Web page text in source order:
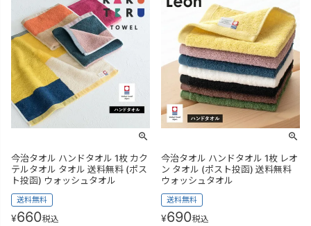
今治タオル ハンドタオル 1枚 カク
テルタオル タオル 送料無料 (ポス
ト投函) ウォッシュタオル
送料無料
¥660税込
今治タオル ハンドタオル 1枚 レオ
ン タオル (ポスト投函) 送料無料
ウォッシュタオル
送料無料
¥690税込